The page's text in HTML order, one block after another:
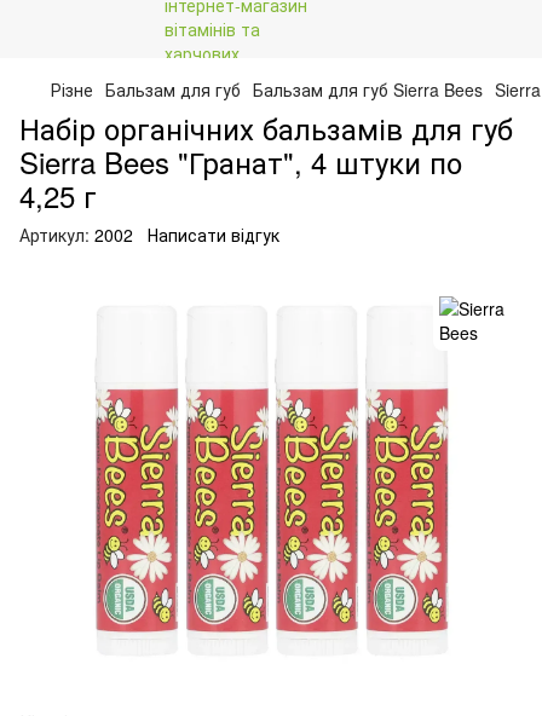
Різне Бальзам для губ Бальзам для губ Sierra Bees
Набір органічних бальзамів для губ
Sierra Bees "Гранат", 4 штуки по
4,25 г
Артикул: 2002 Написати відгук